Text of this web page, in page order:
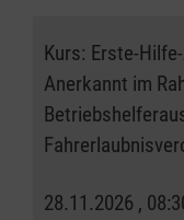
Kurs: Erste-
Anerkannt im
28.11.2026 ,